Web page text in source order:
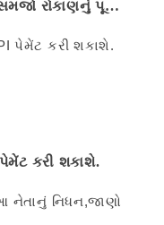
રોકાણનું પૂરું
કરી શકાશે.